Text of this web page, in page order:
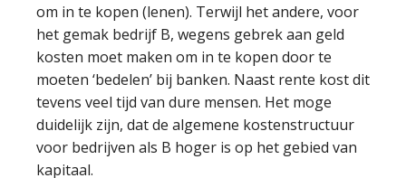
om in te kopen (lenen). Terwijl het andere, voor
het gemak bedrijf B, wegens gebrek aan geld
kosten moet maken om in te kopen door te
moeten ‘bedelen’ bij banken. Naast rente kost dit
tevens veel tijd van dure mensen. Het moge
duidelijk zijn, dat de algemene kostenstructuur
voor bedrijven als B hoger is op het gebied van
kapitaal.